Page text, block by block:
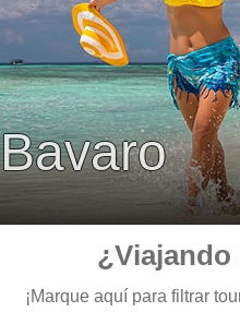
Bavaro
¡Marque aquí para filtrar